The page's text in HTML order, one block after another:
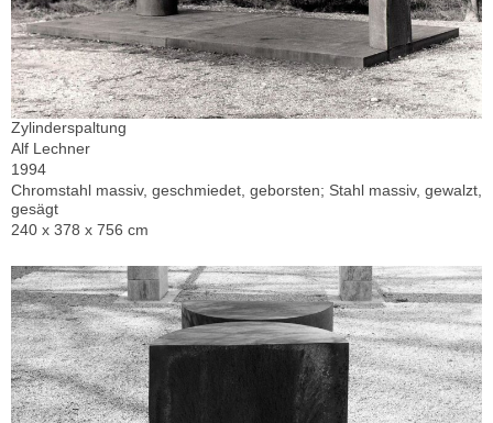
Zylinderspaltung
Alf Lechner
1994
Chromstahl massiv, geschmiedet, geborsten; Stahl massiv, gewalzt,
gesägt
240 x 378 x 756 cm